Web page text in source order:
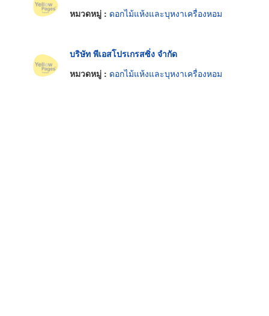
หมวดหมู่ : ดอกไม้แห้งและบุหงาเครื่องหอม
บริษัท พีเอสโปรเกรสซิ่ง จำกัด
หมวดหมู่ : ดอกไม้แห้งและบุหงาเครื่องหอม